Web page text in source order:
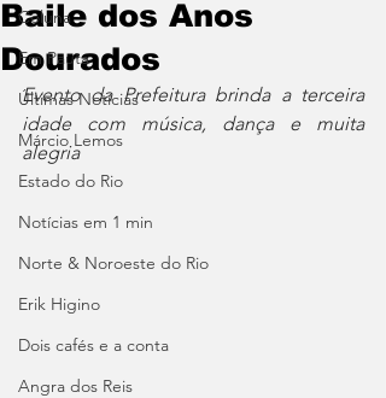
Coluna
Em Pauta
Últimas Notícias
Márcio Lemos
Estado do Rio
Notícias em 1 min
Norte & Noroeste do Rio
Erik Higino
Dois cafés e a conta
Angra dos Reis
Baile dos Anos
Dourados
Evento da Prefeitura brinda a terceira
idade com música, dança e muita
alegria